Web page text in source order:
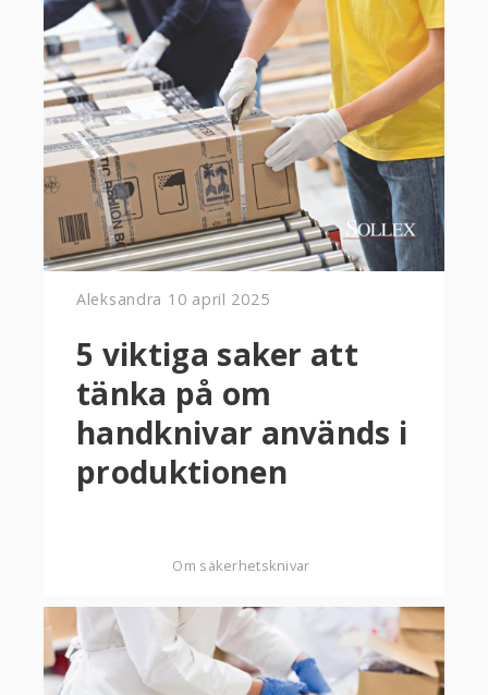
Aleksandra 10 april 2025
5 viktiga saker att
tänka på om
handknivar används i
produktionen
Om säkerhetsknivar